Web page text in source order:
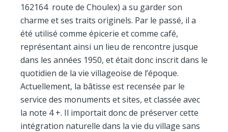
162164 route de Choulex) a su garder son
charme et ses traits originels. Par le passé, il a
été utilisé comme épicerie et comme café,
représentant ainsi un lieu de rencontre jusque
dans les années 1950, et était donc inscrit dans le
quotidien de la vie villageoise de l’époque.
Actuellement, la bâtisse est recensée par le
service des monuments et sites, et classée avec
la note 4 +. Il importait donc de préserver cette
intégration naturelle dans la vie du village sans